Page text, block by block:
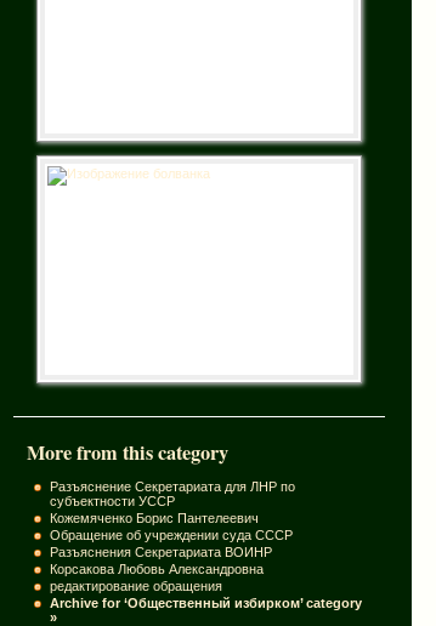
More from this category
Разъяснение Секретариата для ЛНР по
субъектности УССР
Кожемяченко Борис Пантелеевич
Обращение об учреждении суда СССР
Разъяснения Секретариата ВОИНР
Корсакова Любовь Александровна
редактирование обращения
Archive for ‘Общественный избирком’ category
»